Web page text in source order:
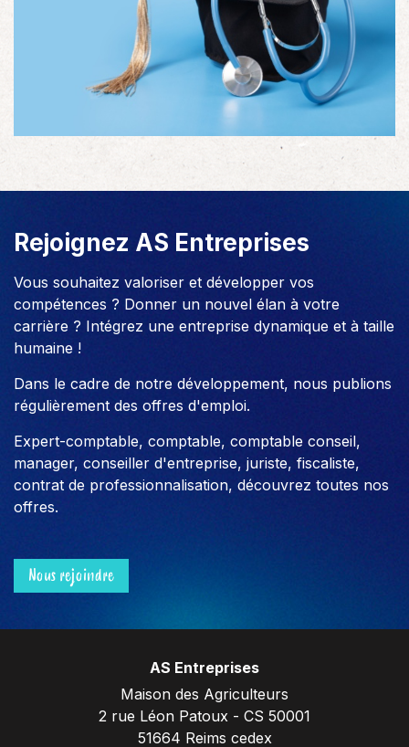
Rejoignez AS Entreprises
Vous souhaitez valoriser et développer vos
compétences ? Donner un nouvel élan à votre
carrière ? Intégrez une entreprise dynamique et à taille
humaine !
Dans le cadre de notre développement, nous publions
régulièrement des offres d'emploi.
Expert-comptable, comptable, comptable conseil,
manager, conseiller d'entreprise, juriste, fiscaliste,
contrat de professionnalisation, découvrez toutes nos
offres.
Nous rejoindre
AS Entreprises
Maison des Agriculteurs
2 rue Léon Patoux - CS 50001
51664 Reims cedex